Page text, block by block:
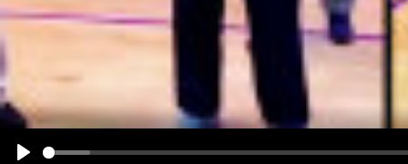
Kommentar:
Alle HTML-Tags außer <br>, <strike> und <i> werden aus Deinem Kommentar entfernt.
URLs werden automatisch umgewandelt. Bitte verwende "www." oder "http://" in URLs
Ich möchte eine E-Mail, wenn auf dieser Seite weitere Kommentare erscheinen.